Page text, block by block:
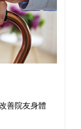
善院友身體